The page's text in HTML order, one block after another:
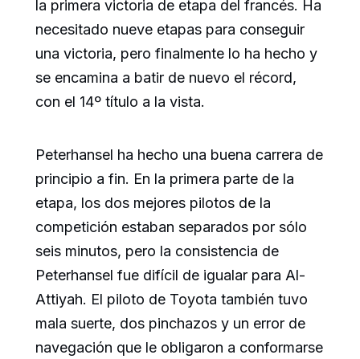
la primera victoria de etapa del francés. Ha
necesitado nueve etapas para conseguir
una victoria, pero finalmente lo ha hecho y
se encamina a batir de nuevo el récord,
con el 14º título a la vista.
Peterhansel ha hecho una buena carrera de
principio a fin. En la primera parte de la
etapa, los dos mejores pilotos de la
competición estaban separados por sólo
seis minutos, pero la consistencia de
Peterhansel fue difícil de igualar para Al-
Attiyah. El piloto de Toyota también tuvo
mala suerte, dos pinchazos y un error de
navegación que le obligaron a conformarse